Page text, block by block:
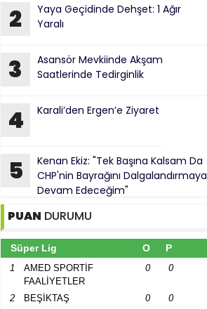
2
Yaya Geçidinde Dehşet: 1 Ağır
Yaralı
3
​Asansör Mevkiinde Akşam
Saatlerinde Tedirginlik
4 Karali’den Ergen’e Ziyaret
5
Kenan Ekiz: "Tek Başına Kalsam Da
CHP'nin Bayrağını Dalgalandırmaya
Devam Edeceğim"
PUAN DURUMU
Süper Lig O P
1
AMED SPORTİF
FAALİYETLER
0 0
2 BEŞİKTAŞ 0
0